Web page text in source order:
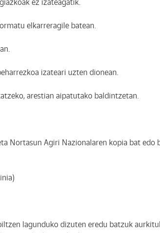
ez izateagatik.
elkarreragile batean.
izateari uzten dionean.
arestian aipatutako baldintzetan.
Nortasun Agiri Nazionalaren kopia bat
lagunduko dizuten eredu batzuk